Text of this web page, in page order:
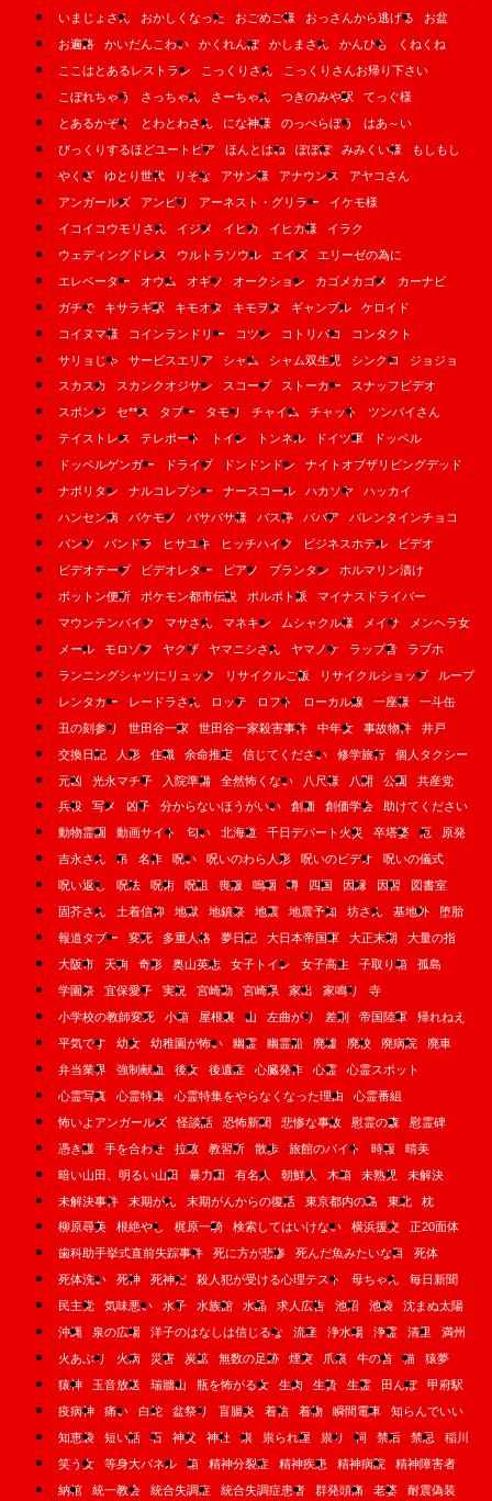
いまじょさん
おかしくなった おごめご様 おっさんから逃げる
お盆
お遍路
かいだんこわい かくれんぼ かしまさん かんひも
くねくね
ここはとあるレストラン
こっくりさん
こっくりさんお帰り下さい
こぼれちゃう
さっちゃん さーちゃん つきのみや駅
てっぐ様
とあるかぞく
とわとわさん にな神様 のっぺらぼう
はあ～い
びっくりするほどユートピア
ほんとはね ぽぽぽ みみくい様
もしもし
やくざ
ゆとり世代 りそな アサン様 アナウンス
アヤコさん
アンガールズ
アンビリ アーネスト・グリラー
イケモ様
イコイコウモリさん
イジメ イヒカ イヒカ様
イラク
ウェディングドレス
ウルトラソウル エイズ
エリーゼの為に
エレベーター
オウム オギソ オークション カゴメカゴメ
カーナビ
ガチで
キサラギ駅 キモオタ キモヲタ ギャンブル
ケロイド
コイヌマ様
コインランドリー コツン コトリバコ
コンタクト
サリョじゃ
サービスエリア シャム シャム双生児 シンクロ
ジョジョ
スカスカ
スカンクオジサン スコープ ストーカー
スナッフビデオ
スポンジ
セ**ス タブー タモリ チャイム チャット
ツンバイさん
テイストレス
テレポート トイレ トンネル ドイツ軍
ドッペル
ドッペルゲンガー
ドライブ ドンドンドン
ナイトオブザリビングデッド
ナポリタン
ナルコレプシー ナースコール ハカソヤ
ハッカイ
ハンセン病
バケモノ バサバサ様 バス停 ババア
バレンタインチョコ
パンツ
パンドラ ヒサユキ ヒッチハイク ビジネスホテル
ビデオ
ビデオテープ
ビデオレター ピアノ プランタン
ホルマリン漬け
ボットン便所
ポケモン都市伝説 ポルポト派
マイナスドライバー
マウンテンバイク
マサさん マネキン ムシャクル様 メイサ
メンヘラ女
メール
モロゾフ ヤクザ ヤマニシさん ヤマノケ ラップ音
ラブホ
ランニングシャツにリュック
リサイクルご飯 リサイクルショップ
ループ
レンタカー
レードラさん ロッテ ロフト ローカル線 一座様
一斗缶
丑の刻参り
世田谷一家 世田谷一家殺害事件 中年女 事故物件
井戸
交換日記
人形 住職 余命推定 信じてください 修学旅行
個人タクシー
元凶
光永マチ子 入院準備 全然怖くない 八尺様 八開 公園
共産党
兵役
写メ 凶子 分からないほうがいい 創価 創価学会
助けてください
動物霊園
動画サイト 匂い 北海道 千日デパート火災 卒塔婆 厄
原発
吉永さん
吊 名作 呪い 呪いのわら人形 呪いのビデオ
呪いの儀式
呪い返し
呪法 呪術 呪詛 喪服 嗚咽 噂 四国 因縁 因習
図書室
固芥さん
土着信仰 地獄 地鎮祭 地震 地震予知 坊さん 基地外
堕胎
報道タブー
変死 多重人格 夢日記 大日本帝国軍 大正末期
大量の指
大阪市
天狗 奇形 奥山英志 女子トイレ 女子高生 子取り箱
孤島
学園祭
宜保愛子 実況 宮崎勤 宮崎県 家出 家鳴り
寺
小学校の教師変死
小箱 屋根裏 山 左曲がり 差別 帝国陸軍
帰れねえ
平気です
幼女 幼稚園が怖い 幽霊 幽霊船 廃墟 廃校 廃病院
廃車
弁当業界
強制献血 後女 後遺症 心臓発作 心霊
心霊スポット
心霊写真
心霊特集 心霊特集をやらなくなった理由
心霊番組
怖いよアンガールズ
怪談話 恐怖新聞 悲惨な事故 慰霊の森
慰霊碑
憑き護
手を合わせ 拉致 教習所 散歩 旅館のバイト 時報
晴美
暗い山田、明るい山田
暴力団 有名人 朝鮮人 木箱 未熟児
未解決
未解決事件
末期がん 末期がんからの復活 東京都内の島 東北
枕
柳原尋美
根絶やし 梶原一騎 検索してはいけない 横浜援交
正20面体
歯科助手挙式直前失踪事件
死に方が悲惨 死んだ魚みたいな目
死体
死体洗い
死神 死神だ 殺人犯が受ける心理テスト 母ちゃん
毎日新聞
民主党
気味悪い 水子 水族館 水晶 求人広告 池沼 池袋
沈まぬ太陽
沖縄
泉の広場 洋子のはなしは信じるな 流産 浄水場 浄霊 清里
満州
火あぶり
火病 災害 炭鉱 無数の足跡 煙突 爪痕 牛の首 猫
猿夢
猿神
玉音放送 瑞牆山 瓶を怖がる女 生肉 生贄 生霊 田んぼ
甲府駅
疫病神
痛い 白蛇 盆祭り 盲腸炎 着信 着物 瞬間電車
知らんでいい
知恵袋
短い話 石 神父 神社 祟 祟られ屋 祟り 祠 禁后 禁忌
稲川
笑う女
等身大パネル 箱 精神分裂症 精神疾患 精神病院
精神障害者
納棺
統一教会 統合失調症 統合失調症患者 群発頭痛 老婆 耐震偽装